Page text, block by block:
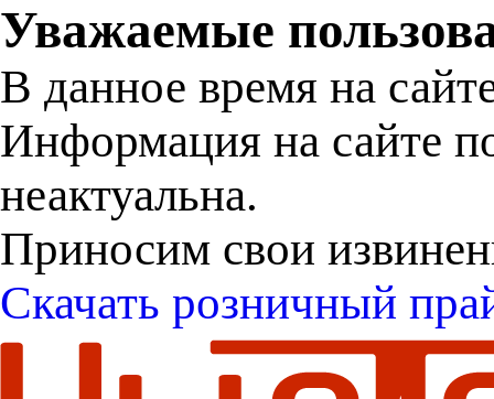
Уважаемые
В данное время на
Информация на сайте
неактуальна.
Приносим свои
Скачать розничный